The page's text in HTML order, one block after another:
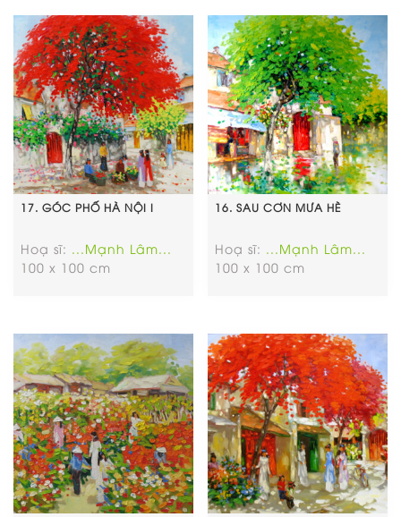
17. GÓC PHỐ HÀ NỘI I
Hoạ sĩ: ...Mạnh Lâm...
100 x 100 cm
16. SAU CƠN MƯA HÈ
Hoạ sĩ: ...Mạnh Lâm...
100 x 100 cm